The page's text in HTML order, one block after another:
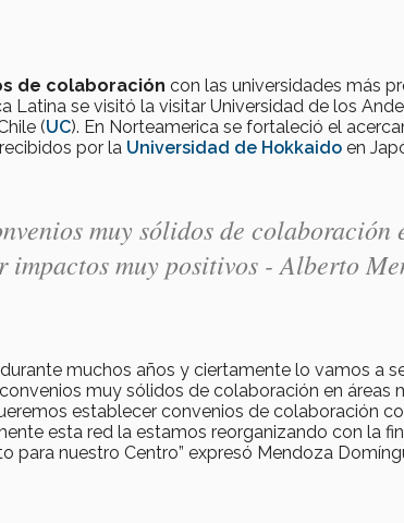
de colaboración con las universidades más
Latina se visitó la visitar Universidad de los
(UC). En Norteamerica se fortaleció el
por la Universidad de Hokkaido en
muy sólidos de colaboración
impactos muy positivos - Alberto
muchos años y ciertamente lo vamos a
muy sólidos de colaboración en áreas
establecer convenios de colaboración
esta red la estamos reorganizando con la
para nuestro Centro” expresó Mendoza